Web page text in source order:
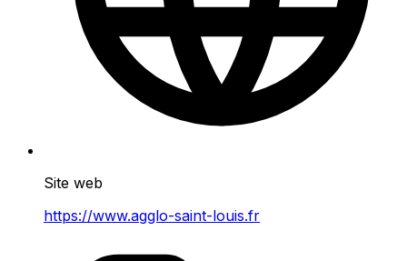
Site web
https://www.agglo-saint-louis.fr